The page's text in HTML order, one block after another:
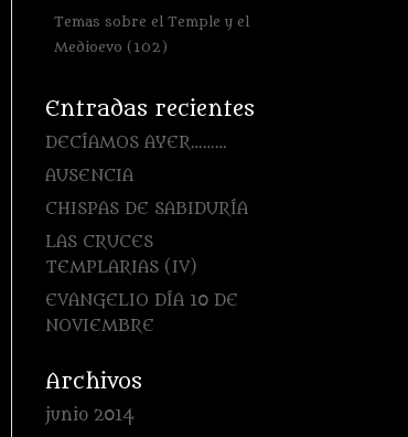
Temas sobre el Temple y el
Medioevo (102)
Entradas recientes
DECÍAMOS AYER………
AUSENCIA
CHISPAS DE SABIDURÍA
LAS CRUCES
TEMPLARIAS (IV)
EVANGELIO DÍA 10 DE
NOVIEMBRE
Archivos
junio 2014